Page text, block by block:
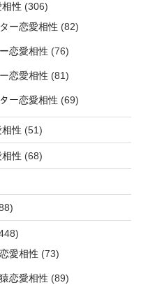
性 (306)
ー恋愛相性 (82)
恋愛相性 (76)
恋愛相性 (81)
ー恋愛相性 (69)
性 (51)
性 (68)
愛相性 (73)
恋愛相性 (89)